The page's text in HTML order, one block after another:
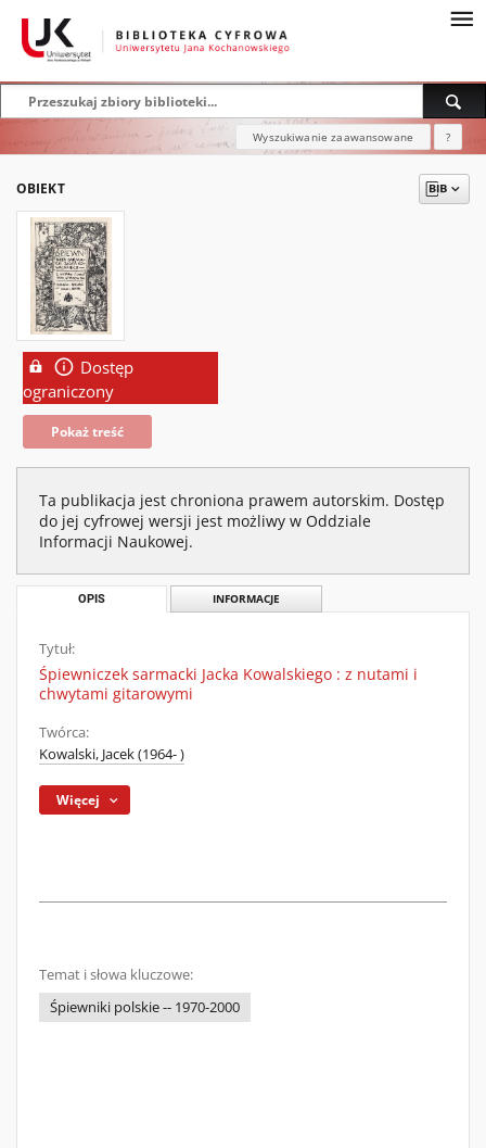
Wyszukiwanie zaawansowane ?
OBIEKT
Dostęp
ograniczony
Pokaż treść
Ta publikacja jest chroniona prawem autorskim. Dostęp
do jej cyfrowej wersji jest możliwy w Oddziale
Informacji Naukowej.
OPIS INFORMACJE
Tytuł:
Śpiewniczek sarmacki Jacka Kowalskiego : z nutami i
chwytami gitarowymi
Twórca:
Kowalski, Jacek (1964- )
Więcej
Temat i słowa kluczowe:
Śpiewniki polskie -- 1970-2000